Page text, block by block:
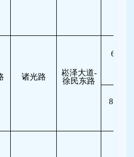
诸光路
崧泽大道-
徐民东路
6:30-
8:15-